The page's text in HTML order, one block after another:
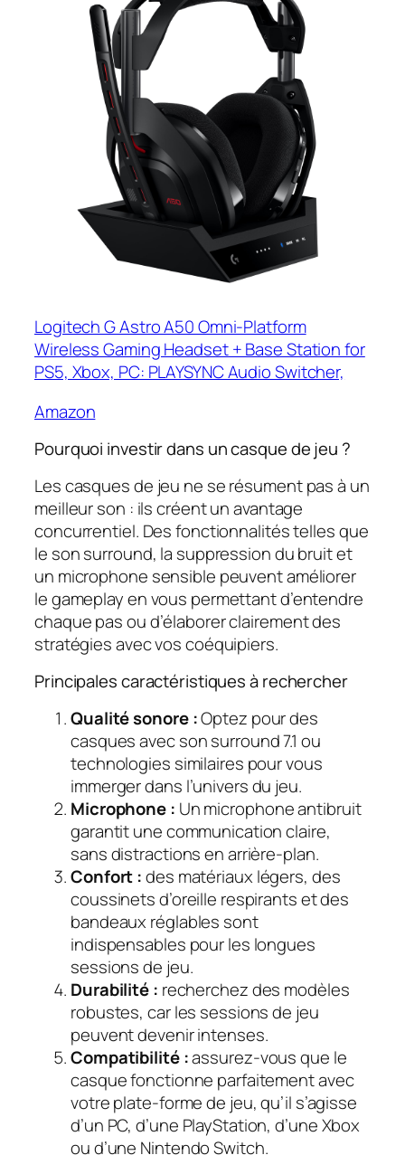
Logitech G Astro A50 Omni-Platform
Wireless Gaming Headset + Base Station for
PS5, Xbox, PC: PLAYSYNC Audio Switcher,
Amazon
Pourquoi investir dans un casque de jeu ?
Les casques de jeu ne se résument pas à un
meilleur son : ils créent un avantage
concurrentiel. Des fonctionnalités telles que
le son surround, la suppression du bruit et
un microphone sensible peuvent améliorer
le gameplay en vous permettant d’entendre
chaque pas ou d’élaborer clairement des
stratégies avec vos coéquipiers.
Principales caractéristiques à rechercher
Qualité sonore :Optez pour des
casques avec son surround 7.1 ou
technologies similaires pour vous
immerger dans l’univers du jeu.
Microphone : Un microphone antibruit
garantit une communication claire,
sans distractions en arrière-plan.
Confort :des matériaux légers, des
coussinets d’oreille respirants et des
bandeaux réglables sont
indispensables pour les longues
sessions de jeu.
Durabilité : recherchez des modèles
robustes, car les sessions de jeu
peuvent devenir intenses.
Compatibilité :assurez-vous que le
casque fonctionne parfaitement avec
votre plate-forme de jeu, qu’il s’agisse
d’un PC, d’une PlayStation, d’une Xbox
ou d’une Nintendo Switch.